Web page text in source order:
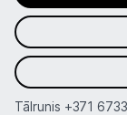
Tālrunis +371